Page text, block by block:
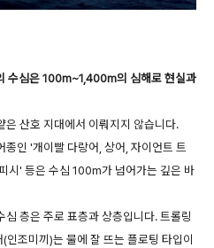
수심은 100m~1,400m의 심해로 현실과
은 산호 지대에서 이뤄지지 않습니다.
종인 '개이빨 다랑어, 상어, 자이언트 트
시' 등은 수심 100m가 넘어가는 깊은 바
심 층은 주로 표층과 상층입니다. 트롤링
인조미끼)는 물에 잘 뜨는 플로팅 타입이